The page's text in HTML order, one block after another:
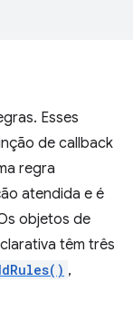
Esses
de callback
regra
atendida e é
objetos de
têm três
,